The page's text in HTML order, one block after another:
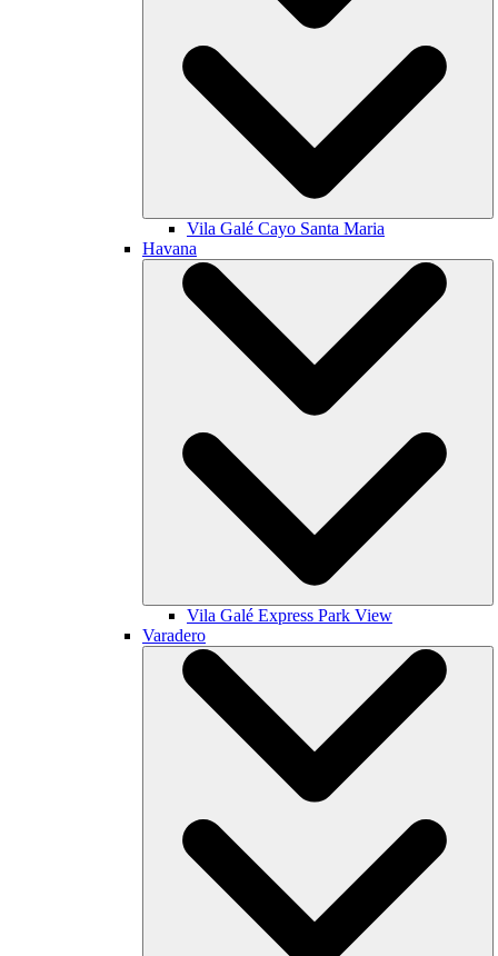
Vila Galé Cayo Santa Maria
Havana
Vila Galé Express Park View
Varadero